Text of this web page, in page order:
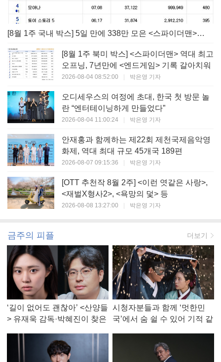
[8월 1주 국내 박스] 5일 만에 338만 모은 <스파이더맨> 극장가 235% 대반등, <호프>는 400만 돌파
[8월 1주 북미 박스] <스파이더맨> 역대 최고
오프닝, 7년만에 <엔드게임> 기록 갈아치워
2026-08-04 08:52:00 | 박은영 기자
오디세우스의 여정에 초대, 한국 첫 방문 놀
란 “엔터테이닝하게 만들었다”
2026-08-04 11:00:24 | 박은영 기자
안재홍과 함께하는 제22회 제천국제음악영
화제, 역대 최대 규모 45개국 189편
2026-08-07 09:15:36 | 박은영 기자
[OTT 추천작 8월 2주] <이런 엿같은 사랑>,
<재벌X형사2>, <욕망의 덫> 등
2026-08-08 13:27:00 | 박은영 기자
금주의 피플 더보기
‘길이 없어도 괜찮아’ <산양들
> 유재욱 감독·박혜진이 찾은
시청자분들과 함께 ‘멋한민
국’에서 숨 쉴 수 있어 기적 같